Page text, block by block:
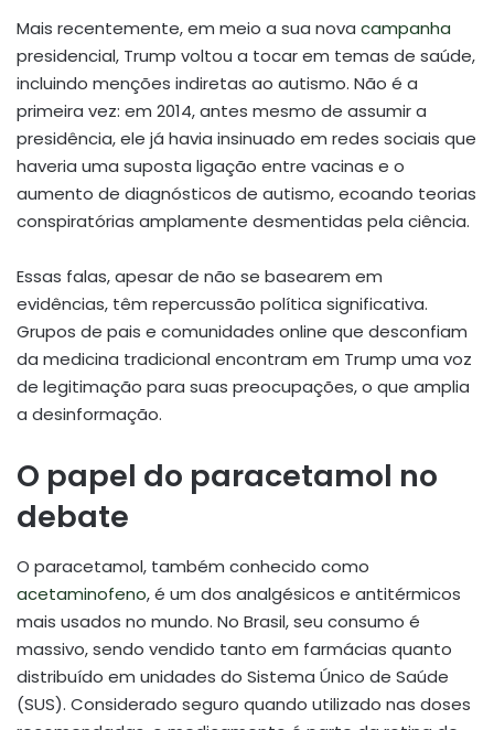
Mais recentemente, em meio a sua nova campanha
presidencial, Trump voltou a tocar em temas de saúde,
incluindo menções indiretas ao autismo. Não é a
primeira vez: em 2014, antes mesmo de assumir a
presidência, ele já havia insinuado em redes sociais que
haveria uma suposta ligação entre vacinas e o
aumento de diagnósticos de autismo, ecoando teorias
conspiratórias amplamente desmentidas pela ciência.
Essas falas, apesar de não se basearem em
evidências, têm repercussão política significativa.
Grupos de pais e comunidades online que desconfiam
da medicina tradicional encontram em Trump uma voz
de legitimação para suas preocupações, o que amplia
a desinformação.
O papel do paracetamol no
debate
O paracetamol, também conhecido como
acetaminofeno, é um dos analgésicos e antitérmicos
mais usados no mundo. No Brasil, seu consumo é
massivo, sendo vendido tanto em farmácias quanto
distribuído em unidades do Sistema Único de Saúde
(SUS). Considerado seguro quando utilizado nas doses